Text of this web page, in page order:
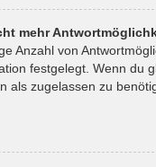
mehr
Anzahl von
festgelegt. Wenn du
als zugelassen zu